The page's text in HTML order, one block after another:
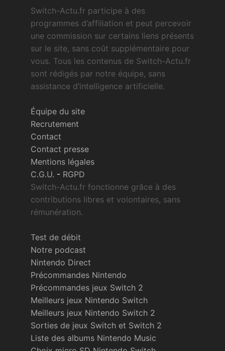
Switch-Actu.fr participe à des
programmes d’affiliation et peut percevoir
une commission sur certains liens présents
sur le site, sans coût supplémentaire pour
vous. Tous les contenus de Switch-Actu.fr
sont rédigés par notre équipe, sans
assistance d’intelligence artificielle.
Équipe du site
Recrutement
Contact
Contact presse
Mentions légales
C.G.U. - RGPD
Switch-Actu.fr fonctionne grâce à des
contributions libres et volontaires, sans
rémunération.
Test de débit
Notre podcast
Nintendo Direct
Précommandes Nintendo
Précommandes jeux Switch 2
Meilleurs jeux Nintendo Switch
Meilleurs jeux Nintendo Switch 2
Sorties de jeux Switch et Switch 2
Liste des albums Nintendo Music